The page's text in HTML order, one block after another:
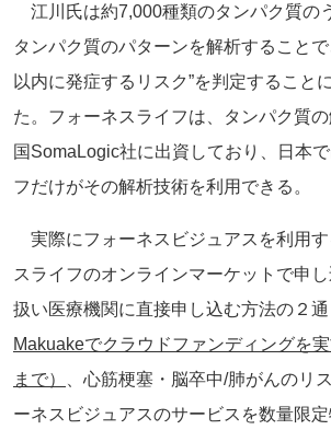
江川氏は約7,000種類のタンパク質の
タンパク質のパターンを解析すること
以内に発症するリスク”を判定すること
た。フォーネスライフは、タンパク質
国SomaLogic社に出資しており、日本
フだけがその解析技術を利用できる。
実際にフォーネスビジュアスを利用
スライフのオンラインマーケットで申
扱い医療機関に直接申し込む方法の２
Makuakeでクラウドファンディングを
まで）
、心筋梗塞・脳卒中/肺がんのリ
ーネスビジュアスのサービスを数量限